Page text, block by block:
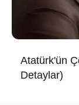
Atatürk'ün
Detaylar)